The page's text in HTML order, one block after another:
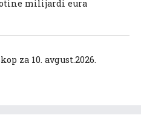
milijardi eura
za 10. avgust.2026.